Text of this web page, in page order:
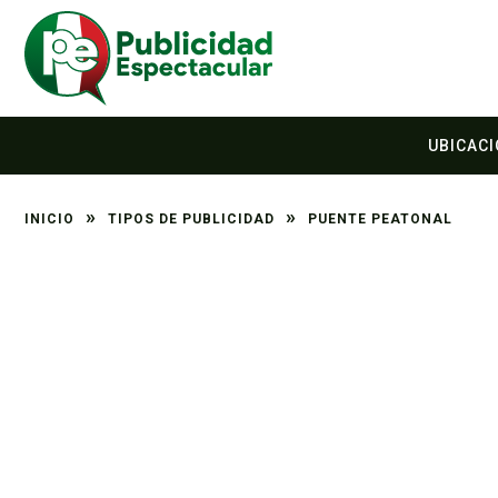
INICIO » TIPOS DE PUBLICIDAD » PUENTE PEATONAL